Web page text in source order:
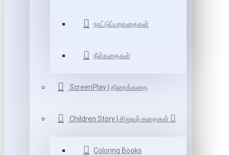
நாட்டுப்புறகதைகள்
நீள்கதைகள்
ScreenPlay | திரைக்கதை
Children Story | சிறுவர் கதைகள்
Coloring Books